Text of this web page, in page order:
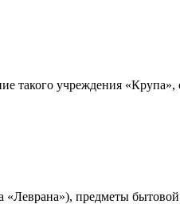
такого учреждения
«Леврана»), предметы